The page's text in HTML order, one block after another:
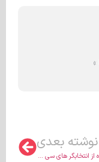
نوشته بعدی
آموزش استفاده از انتخابگر های سی اس اس فیلد متن پاراگرافی در افزونه گرویتی فرمز